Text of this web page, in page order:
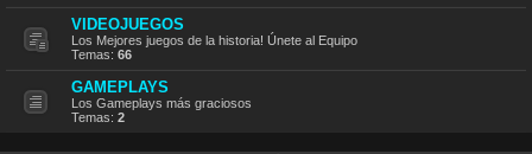
VIDEOJUEGOS
Los Mejores juegos de la historia! Únete al Equipo
Temas: 66
GAMEPLAYS
Los Gameplays más graciosos
Temas: 2